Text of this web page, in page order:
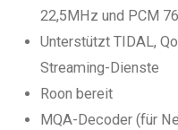
22,5MHz und PCM
Unterstützt TIDAL,
Streaming-Dienste
Roon bereit
MQA-Decoder (für